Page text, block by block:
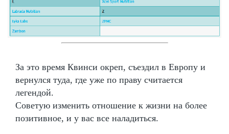
За это время Квинси окреп, съездил в Европу и
вернулся туда, где уже по праву считается
легендой.
Советую изменить отношение к жизни на более
позитивное, и у вас все наладиться.